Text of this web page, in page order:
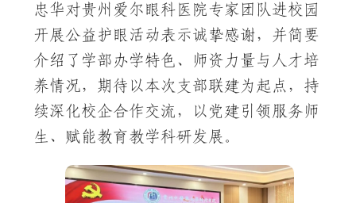
忠华对贵州爱尔眼科医院专家团队进校园
开展公益护眼活动表示诚挚感谢，并简要
介绍了学部办学特色、师资力量与人才培
养情况，期待以本次支部联建为起点，持
续深化校企合作交流，以党建引领服务师
生、赋能教育教学科研发展。